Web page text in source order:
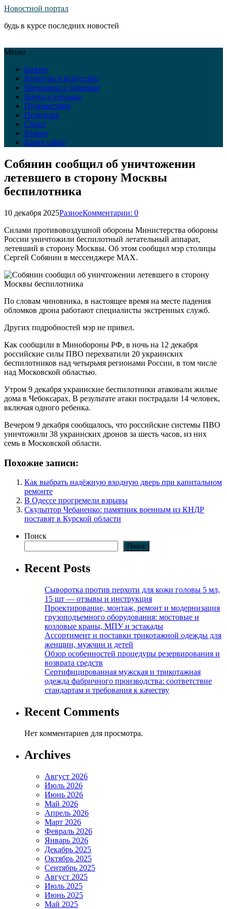
Новостной портал
будь в курсе последних новостей
Меню
Бизнес
Культура и искусство
Медицина и здоровье
Наука и техника
Путешествия
Политика
Спорт
Разное
Карта сайта
Собянин сообщил об уничтожении
летевшего в сторону Москвы
беспилотника
10 декабря 2025РазноеКомментарии: 0
Силами противовоздушной обороны Министерства обороны
России уничтожили беспилотный летательный аппарат,
летевший в сторону Москвы. Об этом сообщил мэр столицы
Сергей Собянин в мессенджере MAX.
По словам чиновника, в настоящее время на месте падения
обломков дрона работают специалисты экстренных служб.
Других подробностей мэр не привел.
Как сообщили в Минобороны РФ, в ночь на 12 декабря
российские силы ПВО перехватили 20 украинских
беспилотников над четырьмя регионами России, в том числе
над Московской областью.
Утром 9 декабря украинские беспилотники атаковали жилые
дома в Чебоксарах. В результате атаки пострадали 14 человек,
включая одного ребенка.
Вечером 9 декабря сообщалось, что российские системы ПВО
уничтожили 38 украинских дронов за шесть часов, из них
семь в Московской области.
Похожие записи:
Как выбрать надёжную входную дверь при капитальном
ремонте
В Одессе прогремели взрывы
Скульптор Чебаненко: памятник военным из КНДР
поставят в Курской области
Поиск
Поиск
Recent Posts
Сыворотка против перхоти для кожи головы 5 мл,
15 шт — отзывы и инструкция
Проектирование, монтаж, ремонт и модернизация
грузоподъемного оборудования: мостовые и
козловые краны, МПУ и эстакады
Ассортимент и поставки трикотажной одежды для
женщин, мужчин и детей
Обзор особенностей процедуры резервирования и
возврата средств
Сертифицированная мужская и трикотажная
одежда фабричного производства: соответствие
стандартам и требования к качеству
Recent Comments
Нет комментариев для просмотра.
Archives
Август 2026
Июль 2026
Июнь 2026
Май 2026
Апрель 2026
Март 2026
Февраль 2026
Январь 2026
Декабрь 2025
Октябрь 2025
Сентябрь 2025
Август 2025
Июль 2025
Июнь 2025
Май 2025